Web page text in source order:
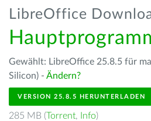
LibreOffice
Gewählt: LibreOffice 25.8.5 für
Silicon) - Ändern?
VERSION 25.8.5 HERUNTERLADEN
285 MB (Torrent, Info)